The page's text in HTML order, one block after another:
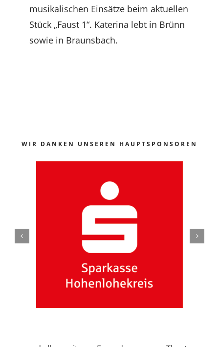
musikalischen Einsätze beim aktuellen
Stück „Faust 1“. Katerina lebt in Brünn
sowie in Braunsbach.
WIR DANKEN UNSEREN HAUPTSPONSOREN